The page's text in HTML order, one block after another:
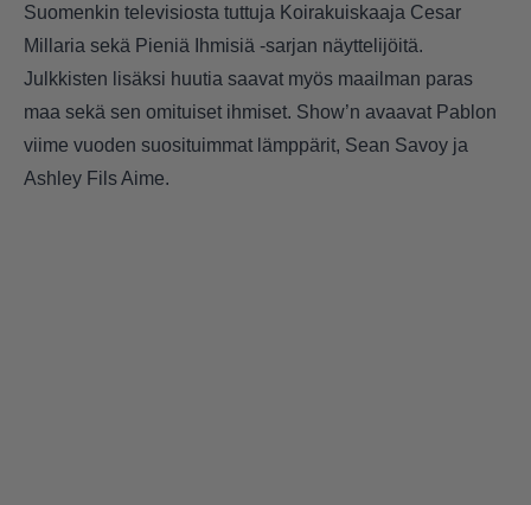
Suomenkin televisiosta tuttuja Koirakuiskaaja Cesar
Millaria sekä Pieniä Ihmisiä -sarjan näyttelijöitä.
Julkkisten lisäksi huutia saavat myös maailman paras
maa sekä sen omituiset ihmiset. Show’n avaavat Pablon
viime vuoden suosituimmat lämppärit, Sean Savoy ja
Ashley Fils Aime.